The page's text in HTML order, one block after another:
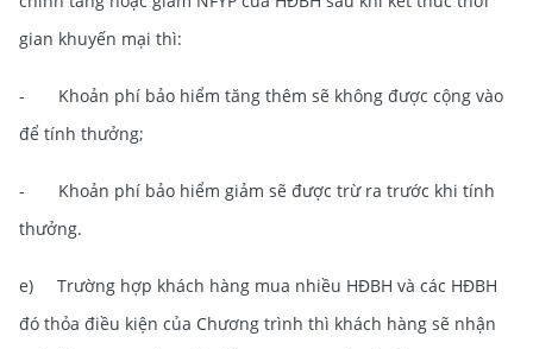
gian khuyến mại thì:
- Khoản phí bảo hiểm tăng thêm sẽ không được cộng vào
để tính thưởng;
- Khoản phí bảo hiểm giảm sẽ được trừ ra trước khi tính
thưởng.
e) Trường hợp khách hàng mua nhiều HĐBH và các HĐBH
đó thỏa điều kiện của Chương trình thì khách hàng sẽ nhận